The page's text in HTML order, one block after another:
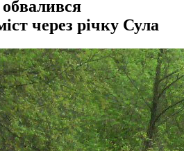
через річку Сула